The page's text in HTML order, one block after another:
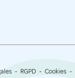
RGPD Cookies